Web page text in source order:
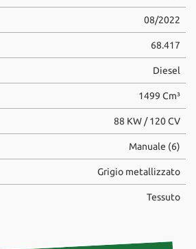
08/2022
68.417
Diesel
1499 Cm³
88 KW / 120 CV
Manuale (6)
Grigio metallizzato
Tessuto
dell'esperienza utente